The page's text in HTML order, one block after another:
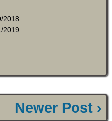
2018
2019
Newer Post ›